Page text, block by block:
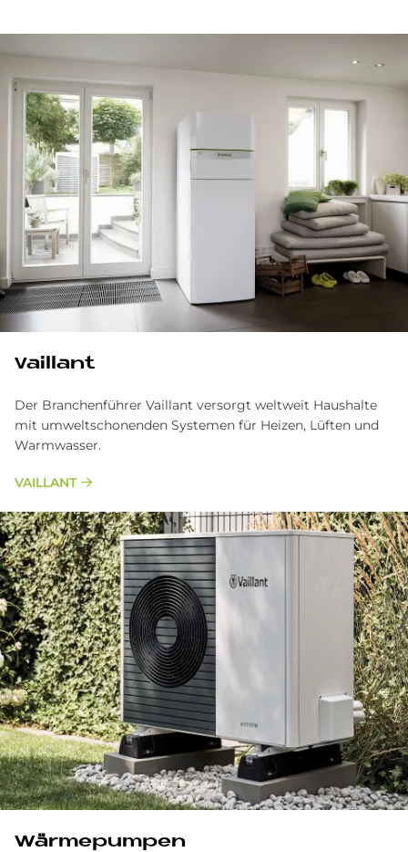
Vaillant
Der Branchenführer Vaillant versorgt weltweit Haushalte
mit umweltschonenden Systemen für Heizen, Lüften und
Warmwasser.
VAILLANT
Wärmepumpen